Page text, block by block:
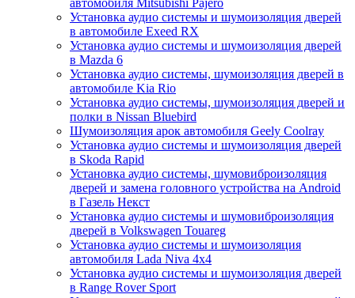
автомобиля Mitsubishi Pajero
Установка аудио системы и шумоизоляция дверей
в автомобиле Exeed RX
Установка аудио системы и шумоизоляция дверей
в Mazda 6
Установка аудио системы, шумоизоляция дверей в
автомобиле Kia Rio
Установка аудио системы, шумоизоляция дверей и
полки в Nissan Bluebird
Шумоизоляция арок автомобиля Geely Coolray
Установка аудио системы и шумоизоляция дверей
в Skoda Rapid
Установка аудио системы, шумовиброизоляция
дверей и замена головного устройства на Android
в Газель Некст
Установка аудио системы и шумовиброизоляция
дверей в Volkswagen Touareg
Установка аудио системы и шумоизоляция
автомобиля Lada Niva 4x4
Установка аудио системы и шумоизоляция дверей
в Range Rover Sport